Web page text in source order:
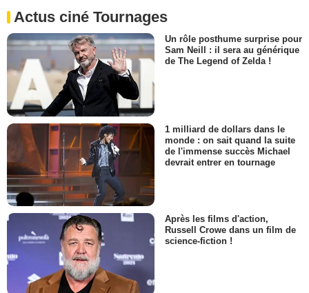
Actus ciné Tournages
Un rôle posthume surprise pour
Sam Neill : il sera au générique
de The Legend of Zelda !
1 milliard de dollars dans le
monde : on sait quand la suite
de l'immense succès Michael
devrait entrer en tournage
Après les films d'action,
Russell Crowe dans un film de
science-fiction !